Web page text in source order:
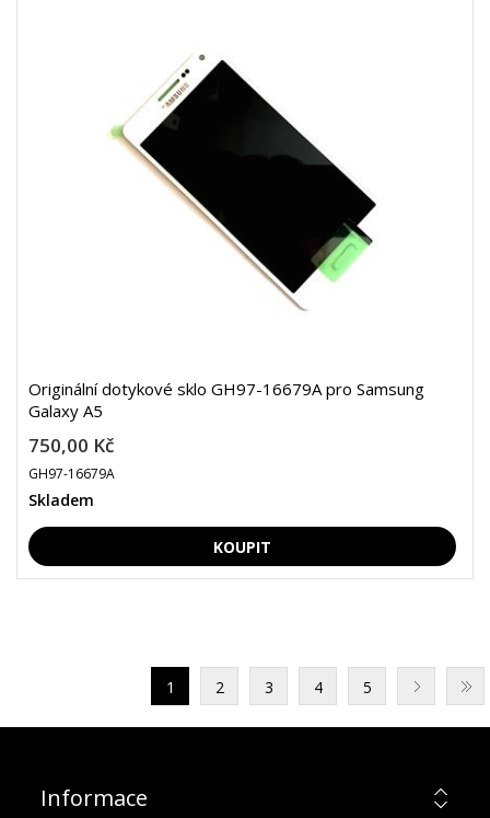
Originální dotykové sklo GH97-16679A pro Samsung
Galaxy A5
750,00 Kč
GH97-16679A
Skladem
1 2 3 4 5
Informace